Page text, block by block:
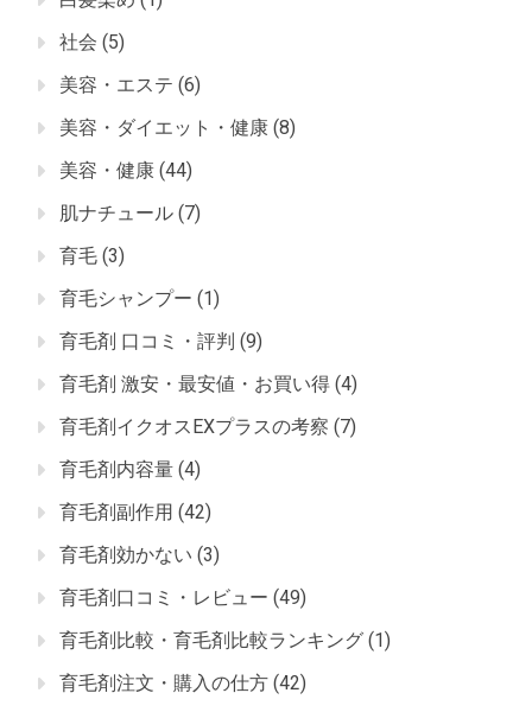
社会 (5)
美容・エステ (6)
美容・ダイエット・健康 (8)
美容・健康 (44)
肌ナチュール (7)
育毛 (3)
育毛シャンプー (1)
育毛剤 口コミ・評判 (9)
育毛剤 激安・最安値・お買い得 (4)
育毛剤イクオスEXプラスの考察 (7)
育毛剤内容量 (4)
育毛剤副作用 (42)
育毛剤効かない (3)
育毛剤口コミ・レビュー (49)
育毛剤比較・育毛剤比較ランキング (1)
育毛剤注文・購入の仕方 (42)